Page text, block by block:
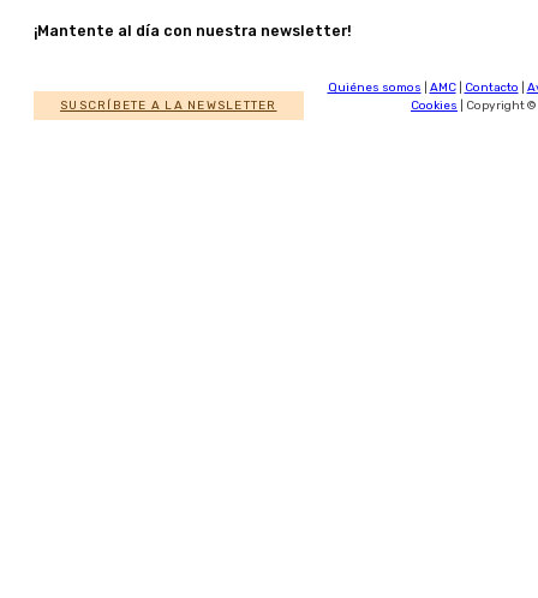
¡Mantente al día con nuestra newsletter!
SUSCRÍBETE A LA NEWSLETTER
Quiénes somos AMC| Contacto
Cookies | Copyright